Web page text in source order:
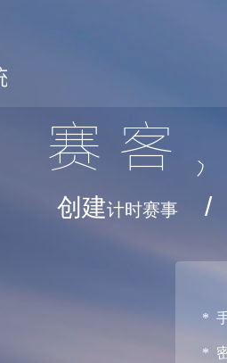
赛客
创建计时赛事 /
*
*